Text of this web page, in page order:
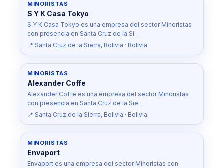
MINORISTAS
S Y K Casa Tokyo
S Y K Casa Tokyo es una empresa del sector Minoristas
con presencia en Santa Cruz de la Si…
📍 Santa Cruz de la Sierra, Bolivia · Bolivia
MINORISTAS
Alexander Coffe
Alexander Coffe es una empresa del sector Minoristas
con presencia en Santa Cruz de la Sie…
📍 Santa Cruz de la Sierra, Bolivia · Bolivia
MINORISTAS
Envaport
Envaport es una empresa del sector Minoristas con